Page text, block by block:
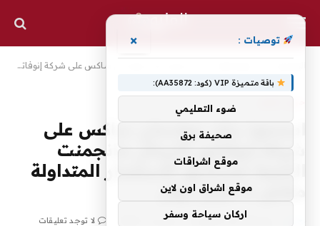
استحوذ بنك جولدمان ساكس على شركة إنوفاتور كابيتال مانجمنت التابعة لصناديق الاستثمار المتداولة مقابل 2 مليار دولار
استحوذ بنك جولدمان ساكس على
شركة إنوفاتور كابيتال مانجمنت
التابعة لصناديق الاستثمار المتداولة
محرر المليون ديسمبر 1, 2025
لا توجد تعليقات
توصيات : ×
باقة متميزة VIP (كود: AA35872):
ضوء التعليمي
صحيفة برق
موقع اشراقات
موقع اشراق اون لاين
اركان سياحة وسفر